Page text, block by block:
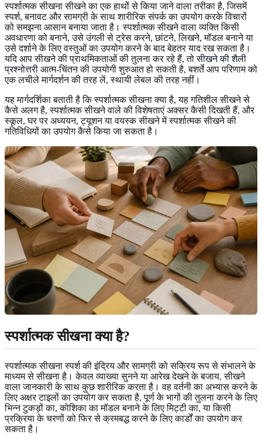
स्पर्शात्मक सीखना सीखने का एक हाथों से किया जाने वाला तरीका है, जिसमें
स्पर्श, बनावट और सामग्री के साथ शारीरिक संपर्क का उपयोग करके विचारों
को समझना आसान बनाया जाता है। स्पर्शात्मक सीखने वाला व्यक्ति किसी
अवधारणा को बनाने, उसे उंगली से ट्रेस करने, छांटने, लिखने, मॉडल बनाने या
उसे दर्शाने के लिए वस्तुओं का उपयोग करने के बाद बेहतर याद रख सकता है।
यदि आप सीखने की प्राथमिकताओं की तुलना कर रहे हैं, तोसीखने की शैली
प्रश्नोत्तरी आत्म-चिंतन की उपयोगी शुरुआत हो सकती है, बशर्ते आप परिणाम को
एक लचीले मार्गदर्शन की तरह लें, स्थायी लेबल की तरह नहीं।
यह मार्गदर्शिका बताती है कि स्पर्शात्मक सीखना क्या है, यह गतिशील सीखने से
कैसे अलग है, स्पर्शात्मक सीखने वाले की विशेषताएं अक्सर कैसी दिखती हैं, और
स्कूल, घर पर अध्ययन, ट्यूशन या वयस्क सीखने में स्पर्शात्मक सीखने की
गतिविधियों का उपयोग कैसे किया जा सकता है।
स्पर्शात्मक सीखना क्या है?
स्पर्शात्मक सीखना स्पर्श की इंद्रिय और सामग्री को सक्रिय रूप से संभालने के
माध्यम से सीखना है। केवल व्याख्या सुनने या आरेख देखने के बजाय, सीखने
वाला जानकारी के साथ कुछ शारीरिक करता है। वह वर्तनी का अभ्यास करने के
लिए अक्षर टाइलों का उपयोग कर सकता है, पूर्ण के भागों की तुलना करने के लिए
भिन्न टुकड़ों का, कोशिका का मॉडल बनाने के लिए मिट्टी का, या किसी
प्रक्रिया के चरणों को फिर से क्रमबद्ध करने के लिए कार्डों का उपयोग कर
सकता है।